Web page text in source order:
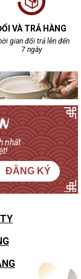
sự phát triển
đèn ngủ gốm
chốn không
VÀ TRẢ HÀNG
gian đổi trả lên đến
7 ngày
nhất
ĐĂNG KÝ